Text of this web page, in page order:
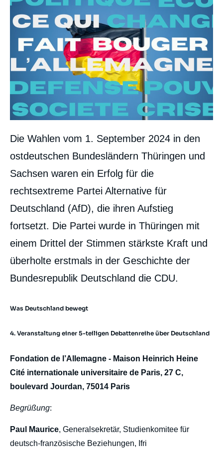
Die Wahlen vom 1. September 2024 in den
ostdeutschen Bundesländern Thüringen und
Sachsen waren ein Erfolg für die
rechtsextreme Partei Alternative für
Deutschland (AfD), die ihren Aufstieg
fortsetzt. Die Partei wurde in Thüringen mit
einem Drittel der Stimmen stärkste Kraft und
überholte erstmals in der Geschichte der
Bundesrepublik Deutschland die CDU.
body
Was Deutschland bewegt
4. Veranstaltung einer 5-teiligen Debattenreihe über Deutschland
Fondation de l’Allemagne - Maison Heinrich Heine
Cité internationale universitaire de Paris, 27 C,
boulevard Jourdan, 75014 Paris
Begrüßung:
Paul Maurice, Generalsekretär, Studienkomitee für
deutsch-französische Beziehungen, Ifri